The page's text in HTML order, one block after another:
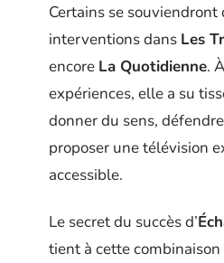
Certains se souviendront
interventions dans Les
encore La Quotidienne.
expériences, elle a su
donner du sens,
proposer une télévision
accessible.
Le secret du succès d’
tient à cette